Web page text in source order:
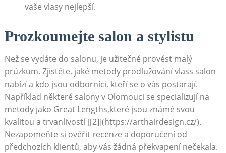
vaše vlasy nejlepší.
Prozkoumejte salon a stylistu
Než se vydáte do salonu, je užitečné provést malý
průzkum. Zjistěte, jaké metody prodlužování vlass salon
nabízí a kdo jsou odborníci, kteří se o vás postarají.
Například některé salony v Olomouci se specializují na
metody jako Great Lengths,které jsou známé svou
kvalitou a trvanlivostí [[2]](https://arthairdesign.cz/).
Nezapomeňte si ověřit recenze a doporučení od
předchozích klientů, aby vás žádná překvapení nečekala.